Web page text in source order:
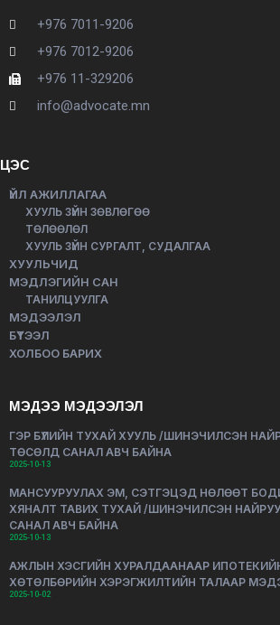
+976 7011-9206
+976 7012-9206
+976 11-329206
info@advocate.mn
ЦЭС
ҮЙЛ АЖИЛЛАГАА
ХУУЛЬ ЗҮЙН ЗӨВЛӨГӨӨ
ТӨЛӨӨЛӨЛ
ХУУЛЬ ЗҮЙН СУРГАЛТ, СУДАЛГАА
ХУУЛЬЧИД
МЭДЛЭГИЙН САН
ТАНИЛЦУУЛГА
МЭДЭЭЛЭЛ
БҮТЭЭЛ
ХОЛБОО БАРИХ
МЭДЭЭ МЭДЭЭЛЭЛ
ГЭР БҮЛИЙН ТУХАЙ ХУУЛЬ /ШИНЭЧИЛСЭН
ТӨСӨЛД САНАЛ АВЧ БАЙНА
2025-10-13
МАНСУУРУУЛАХ ЭМ, СЭТГЭЦЭД НӨЛӨӨТ
ХЯНАЛТ ТАВИХ ТУХАЙ /ШИНЭЧИЛСЭН
САНАЛ АВЧ БАЙНА
2025-10-13
АЖЛЫН ХЭСГИЙН ХУРАЛДААНААР
ХӨТӨЛБӨРИЙН ХЭРЭГЖИЛТИЙН ТАЛААР
2025-10-02